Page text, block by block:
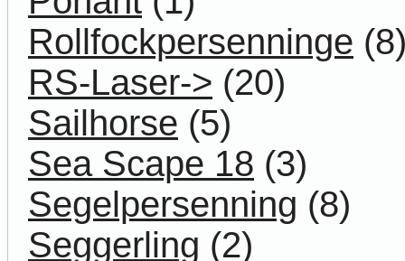
Rollfockpersenninge
RS-Laser-> (20)
Sailhorse (5)
Sea Scape 18 (3)
Segelpersenning (8)
Seggerling (2)